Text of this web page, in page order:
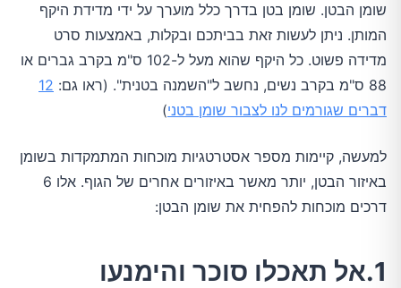
שומן הבטן. שומן בטן בדרך כלל מוערך על ידי מדידת היקף
המותן. ניתן לעשות זאת בביתכם ובקלות, באמצעות סרט
מדידה פשוט. כל היקף שהוא מעל ל-102 ס"מ בקרב גברים או
88 ס"מ בקרב נשים, נחשב ל"השמנה בטנית". (ראו גם:
12
דברים שגורמים לנו לצבור שומן בטני)
למעשה, קיימות מספר אסטרטגיות מוכחות המתמקדות בשומן
באיזור הבטן, יותר מאשר באיזורים אחרים של הגוף. אלו 6
דרכים מוכחות להפחית את שומן הבטן:
1.אל תאכלו סוכר והימנעו